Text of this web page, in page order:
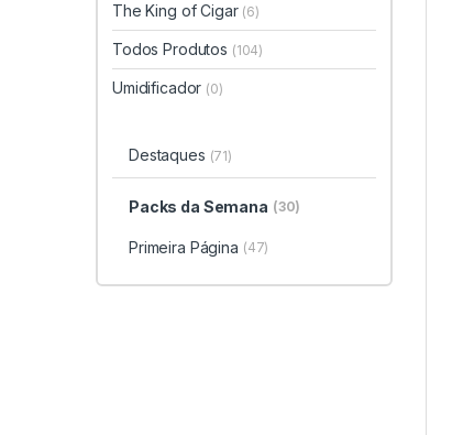
The King of Cigar (6)
Todos Produtos (104)
Umidificador (0)
Destaques (71)
Packs da Semana (30)
Primeira Página (47)